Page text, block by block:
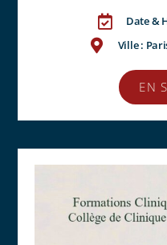
Date &
Ville :
EN